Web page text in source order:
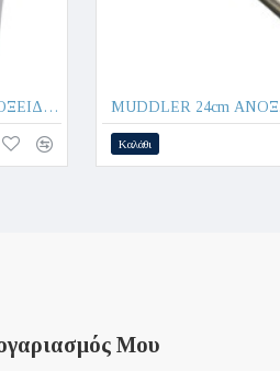
MINI ΠΑΓΟΔΟΧΕΙΟ ΑΝΟΞΕΙΔΩΤΟ 502109-Φ9.5cm - Max.Home®
Καλάθι
Μου